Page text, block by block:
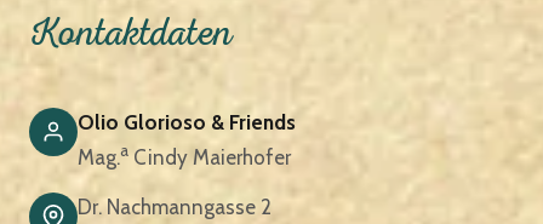
Kontaktdaten
Olio Glorioso & Friends
Mag.a Cindy Maierhofer
Dr. Nachmanngasse 2